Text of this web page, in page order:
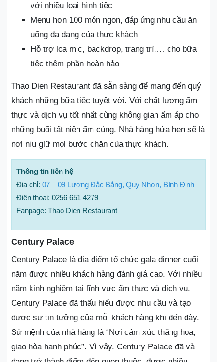
với nhiều loại hình tiệc
Menu hơn 100 món ngon, đáp ứng nhu cầu ăn
uống đa dạng của thực khách
Hỗ trợ loa mic, backdrop, trang trí,… cho bữa
tiệc thêm phần hoàn hảo
Thao Dien Restaurant đã sẵn sàng để mang đến quý
khách những bữa tiệc tuyệt vời. Với chất lượng ẩm
thực và dịch vụ tốt nhất cùng không gian ấm áp cho
những buổi tất niên ấm cúng. Nhà hàng hứa hẹn sẽ là
nơi níu giữ mọi bước chân của thực khách.
Thông tin liên hệ
Địa chỉ: 07 – 09 Lương Đắc Bằng, Quy Nhơn, Bình Định
Điện thoại: 0256 651 4279
Fanpage: Thao Dien Restaurant
Century Palace
Century Palace là địa điểm tổ chức gala dinner cuối
năm được nhiều khách hàng đánh giá cao. Với nhiều
năm kinh nghiệm tại lĩnh vực ẩm thực và dịch vụ.
Century Palace đã thấu hiểu được nhu cầu và tạo
được sự tin tưởng của mỗi khách hàng khi đến đây.
Sứ mệnh của nhà hàng là “Nơi cảm xúc thăng hoa,
giao hòa hạnh phúc”. Vì vậy. Century Palace đã và